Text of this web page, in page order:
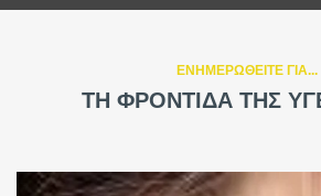
ΕΝΗΜΕΡΩΘΕΙΤΕ ΓΙΑ...
ΤΗ ΦΡΟΝΤΙΔΑ ΤΗΣ